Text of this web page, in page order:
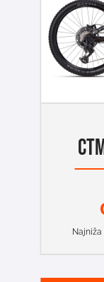
Najniža